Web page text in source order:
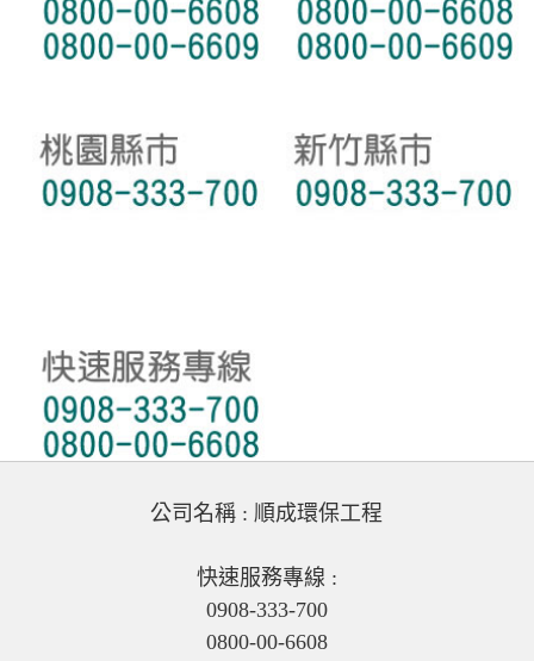
公司名稱 : 順成環保工程
快速服務專線 :
0908-333-700
0800-00-6608